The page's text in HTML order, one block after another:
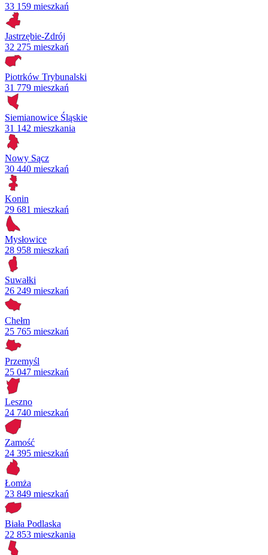
33 159 mieszkań
Jastrzębie-Zdrój
32 275 mieszkań
Piotrków Trybunalski
31 779 mieszkań
Siemianowice Śląskie
31 142 mieszkania
Nowy Sącz
30 440 mieszkań
Konin
29 681 mieszkań
Mysłowice
28 958 mieszkań
Suwałki
26 249 mieszkań
Chełm
25 765 mieszkań
Przemyśl
25 047 mieszkań
Leszno
24 740 mieszkań
Zamość
24 395 mieszkań
Łomża
23 849 mieszkań
Biała Podlaska
22 853 mieszkania